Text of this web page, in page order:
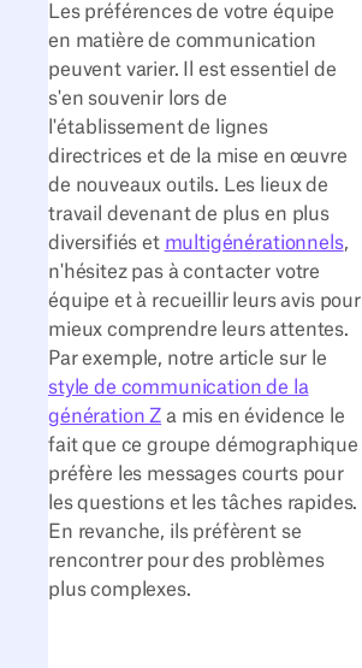
Les préférences de votre équipe
en matière de communication
peuvent varier. Il est essentiel de
s'en souvenir lors de
l'établissement de lignes
directrices et de la mise en œuvre
de nouveaux outils. Les lieux de
travail devenant de plus en plus
diversifiés et multigénérationnels,
n'hésitez pas à contacter votre
équipe et à recueillir leurs avis pour
mieux comprendre leurs attentes.
Par exemple, notre article sur le
style de communication de la
génération Z a mis en évidence le
fait que ce groupe démographique
préfère les messages courts pour
les questions et les tâches rapides.
En revanche, ils préfèrent se
rencontrer pour des problèmes
plus complexes.